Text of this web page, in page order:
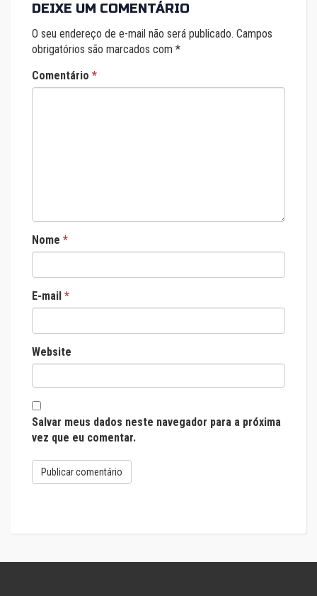
DEIXE UM COMENTÁRIO
O seu endereço de e-mail não será publicado. Campos
obrigatórios são marcados com *
Comentário *
Nome *
E-mail *
Website
Salvar meus dados neste navegador para a próxima
vez que eu comentar.